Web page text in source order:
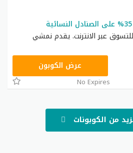
عبر الانترنت. يقدم نمشي
TRSS148عرض الكوبون
No Expires
من الكوبونات